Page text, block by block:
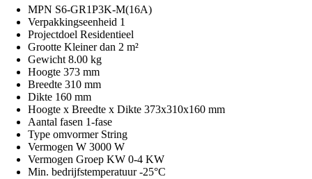
MPN S6-GR1P3K-M(16A)
Verpakkingseenheid 1
Projectdoel Residentieel
Grootte Kleiner dan 2 m²
Gewicht 8.00 kg
Hoogte 373 mm
Breedte 310 mm
Dikte 160 mm
Hoogte x Breedte x Dikte 373x310x160 mm
Aantal fasen 1-fase
Type omvormer String
Vermogen W 3000 W
Vermogen Groep KW 0-4 KW
Min. bedrijfstemperatuur-25°C